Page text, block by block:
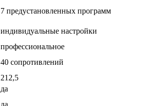
7 предустановленных программ
индивидуальные настройки
профессиональное
40 сопротивлений
212,5
да
да